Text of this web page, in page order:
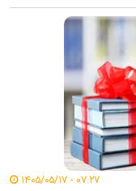
۰۷:۲۷ - ۱۴۰۵/۰۵/۱۷